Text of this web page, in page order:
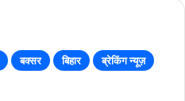
बक्सर बिहार
ब्रेकिंग न्यूज़